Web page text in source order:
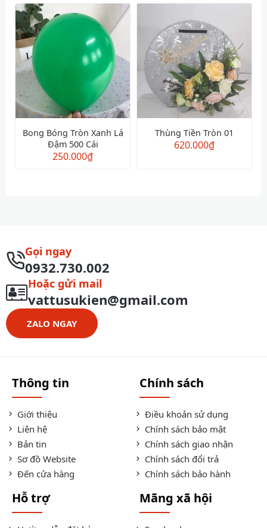
Bong Bóng Tròn Xanh Lá
Đậm 500 Cái
250.000₫
Thùng Tiền Tròn 01
620.000₫
Gọi ngay
0932.730.002
Hoặc gửi mail
vattusukien@gmail.com
ZALO NGAY
Thông tin
Giới thiệu
Liên hệ
Bản tin
Sơ đồ Website
Đến cửa hàng
Chính sách
Điều khoản sử dụng
Chính sách bảo mật
Chính sách giao nhận
Chính sách đổi trả
Chính sách bảo hành
Hỗ trợ Mãng xã hội